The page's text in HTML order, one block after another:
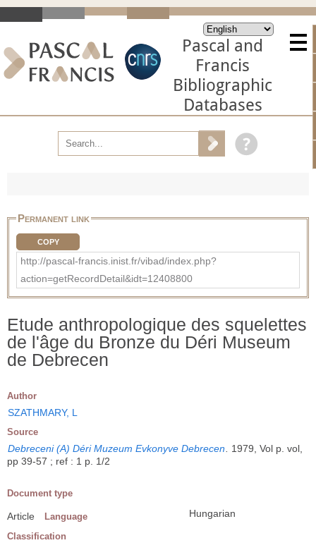
Pascal and
Francis
Bibliographic
Databases
Permanent link
COPY
http://pascal-francis.inist.fr/vibad/index.php?
action=getRecordDetail&idt=12408800
Etude anthropologique des squelettes
de l'âge du Bronze du Déri Museum
de Debrecen
Author
SZATHMARY, L
Source
Debreceni (A) Déri Muzeum Evkonyve Debrecen
1979, Vol p. vol,
pp 39-57 ; ref : 1 p. 1/2
Document type
Article Language Hungarian
Classification